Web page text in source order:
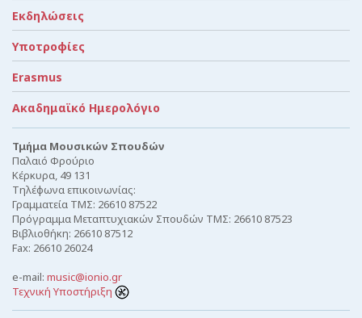
Εκδηλώσεις
Υποτροφίες
Erasmus
Ακαδημαϊκό Ημερολόγιο
Τμήμα Μουσικών Σπουδών
Παλαιό Φρούριο
Κέρκυρα, 49 131
Τηλέφωνα επικοινωνίας:
Γραμματεία ΤΜΣ: 26610 87522
Πρόγραμμα Μεταπτυχιακών Σπουδών ΤΜΣ: 26610 87523
Βιβλιοθήκη: 26610 87512
Fax: 26610 26024
e-mail: music@ionio.gr
Τεχνική Υποστήριξη